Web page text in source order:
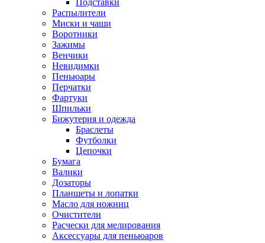
Распылители
Миски и чаши
Воротники
Зажимы
Венчики
Невидимки
Пеньюары
Перчатки
Фартуки
Шпильки
Бижутерия и одежда
Браслеты
Футболки
Цепочки
Бумага
Валики
Дозаторы
Планшеты и лопатки
Масло для ножниц
Очистители
Расчески для мелирования
Аксессуары для пеньюаров